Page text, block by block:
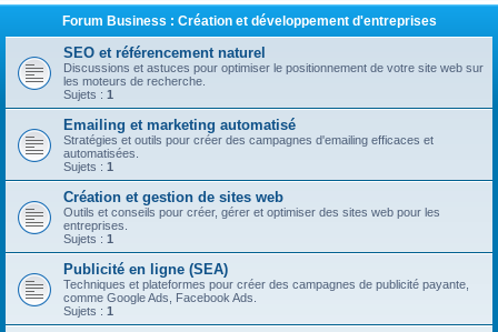
Forum Business : Création et développement d'entreprises
SEO et référencement naturel
Discussions et astuces pour optimiser le positionnement de votre site web sur
les moteurs de recherche.
Sujets : 1
Emailing et marketing automatisé
Stratégies et outils pour créer des campagnes d'emailing efficaces et
automatisées.
Sujets : 1
Création et gestion de sites web
Outils et conseils pour créer, gérer et optimiser des sites web pour les
entreprises.
Sujets : 1
Publicité en ligne (SEA)
Techniques et plateformes pour créer des campagnes de publicité payante,
comme Google Ads, Facebook Ads.
Sujets : 1